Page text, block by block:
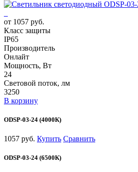
от 1057 руб.
Класс защиты
IP65
Производитель
Онлайт
Мощность, Вт
24
Световой поток, лм
3250
В корзину
ODSP-03-24 (4000К)
1057 руб. Купить Сравнить
ODSP-03-24 (6500К)